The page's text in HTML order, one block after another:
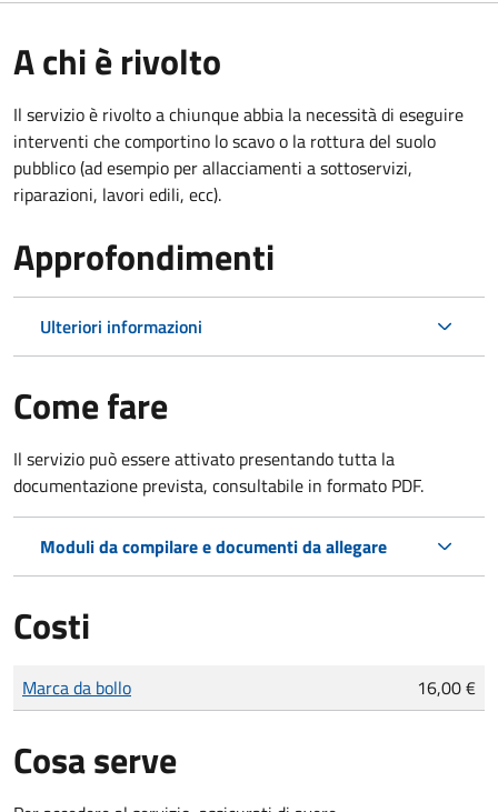
A chi è rivolto
Il servizio è rivolto a chiunque abbia la necessità di eseguire
interventi che comportino lo scavo o la rottura del suolo
pubblico (ad esempio per allacciamenti a sottoservizi,
riparazioni, lavori edili, ecc).
Approfondimenti
Ulteriori informazioni
Come fare
Il servizio può essere attivato presentando tutta la
documentazione prevista, consultabile in formato PDF.
Moduli da compilare e documenti da allegare
Costi
Tipo di pagamento
Importo
Marca da bollo 16,00 €
Cosa serve